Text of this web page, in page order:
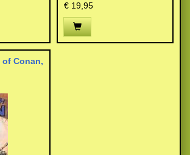
€ 19,95
of Conan,